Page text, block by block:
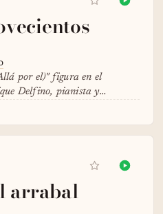
por el)" figura en el
Delfino, pianista y…
arrabal